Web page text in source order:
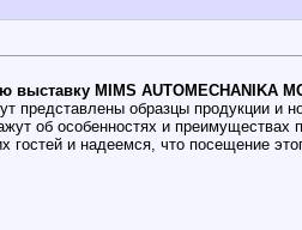
MIMS AUTOMECHANIKA
представлены образцы продукции и
об особенностях и преимуществах
и надеемся, что посещение